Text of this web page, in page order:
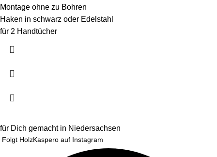
Montage ohne zu Bohren
Haken in schwarz oder Edelstahl
für 2 Handtücher
für Dich gemacht in Niedersachsen
Folgt HolzKaspero auf Instagram